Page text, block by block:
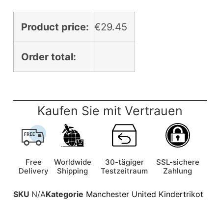
Product price: €29.45
Order total:
Kaufen Sie mit Vertrauen
Free
Delivery
Worldwide
Shipping
30-tägiger
Testzeitraum
SSL-sichere
Zahlung
SKU N/AKategorie Manchester United Kindertrikot